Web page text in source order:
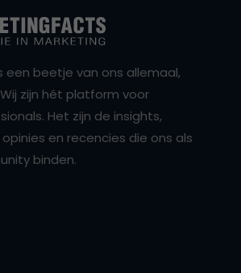
een beetje van ons allemaal,
zijn hét platform voor
Het zijn de insights,
en recencies die ons als
binden.